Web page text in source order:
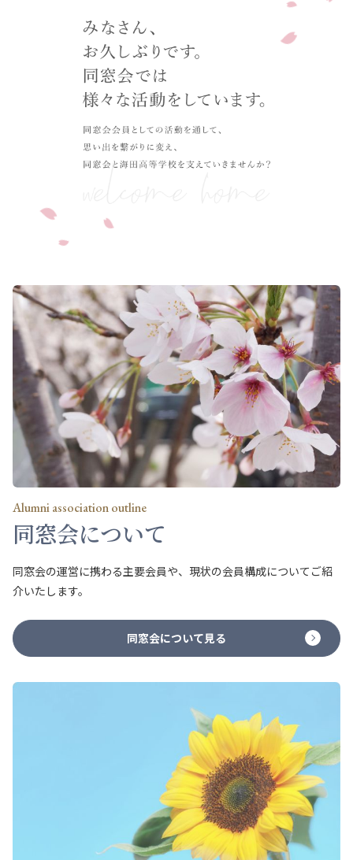
Alumni association outline
同窓会について
同窓会の運営に携わる主要会員や、現状の会員構成についてご紹
介いたします。
同窓会について見る